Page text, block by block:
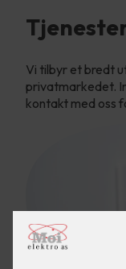
Vi tilbyr et bredt
privatmarkedet.
kontakt med oss